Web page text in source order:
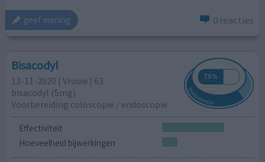
geef mening 0 reacties
Bisacodyl
12-11-2020 | Vrouw | 63
bisacodyl (5mg)
Voorbereiding coloscopie / endoscopie
Effectiviteit
Hoeveelheid bijwerkingen